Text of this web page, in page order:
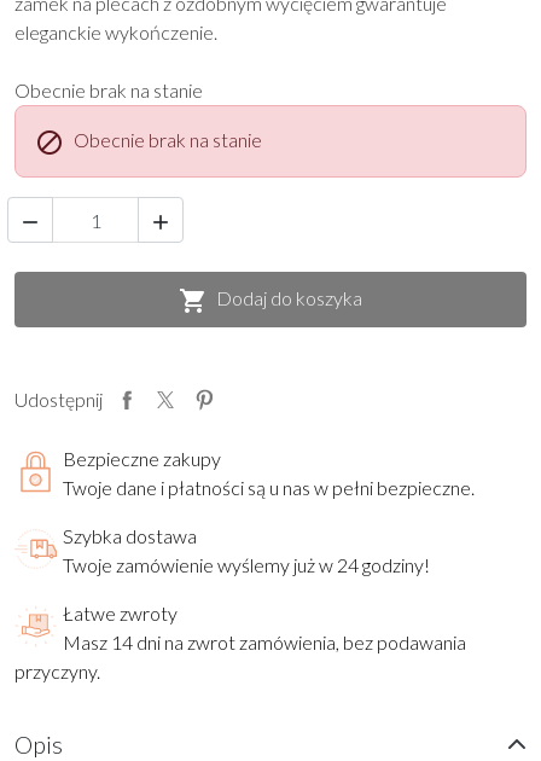
eleganckie wykończenie.
Obecnie brak na stanie
 Obecnie brak na stanie
 
 Dodaj do koszyka
Udostępnij
Bezpieczne zakupy
Twoje dane i płatności są u nas w pełni bezpieczne.
Szybka dostawa
Twoje zamówienie wyślemy już w 24 godziny!
Łatwe zwroty
Masz 14 dni na zwrot zamówienia, bez podawania
przyczyny.
Opis